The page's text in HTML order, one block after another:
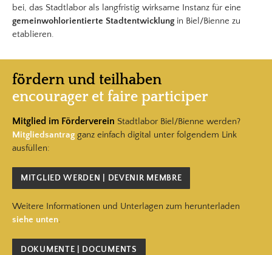
bei, das Stadtlabor als langfristig wirksame Instanz für eine
gemeinwohlorientierte Stadtentwicklungin Biel/Bienne zu
etablieren.
fördern und teilhaben
encourager et faire participer
Mitglied im Förderverein Stadtlabor Biel/Bienne werden?
​Mitgliedsantrag ganz einfach digital unter folgendem Link
ausfüllen:
MITGLIED WERDEN | ​DEVENIR MEMBRE
Weitere Informationen und Unterlagen zum herunterladen
siehe unten.
DOKUMENTE | DOCUMENTS